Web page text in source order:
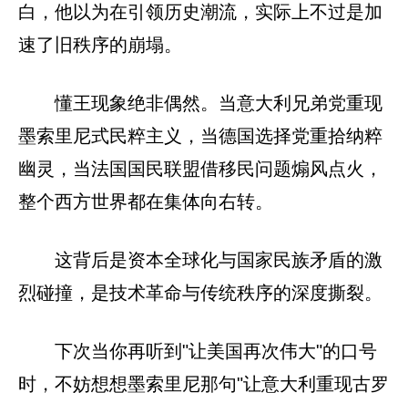
白，他以为在引领历史潮流，实际上不过是加
速了旧秩序的崩塌。
懂王现象绝非偶然。当意大利兄弟党重现
墨索里尼式民粹主义，当德国选择党重拾纳粹
幽灵，当法国国民联盟借移民问题煽风点火，
整个西方世界都在集体向右转。
这背后是资本全球化与国家民族矛盾的激
烈碰撞，是技术革命与传统秩序的深度撕裂。
下次当你再听到"让美国再次伟大"的口号
时，不妨想想墨索里尼那句"让意大利重现古罗